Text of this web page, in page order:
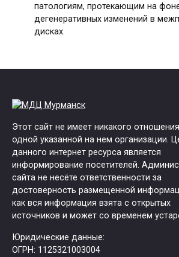
патологиям, протекающим на
дегенеративных изменений в
дисках.
Этот сайт не имеет никакого
одной указанной на нем организации.
данного интернет ресурса является
информирование посетителей.
сайта не несёте ответственности за
достоверность размещенной
как вся информация взята с открытых
источников и может со временем
Юридические данные:
ОГРН: 1125321003004